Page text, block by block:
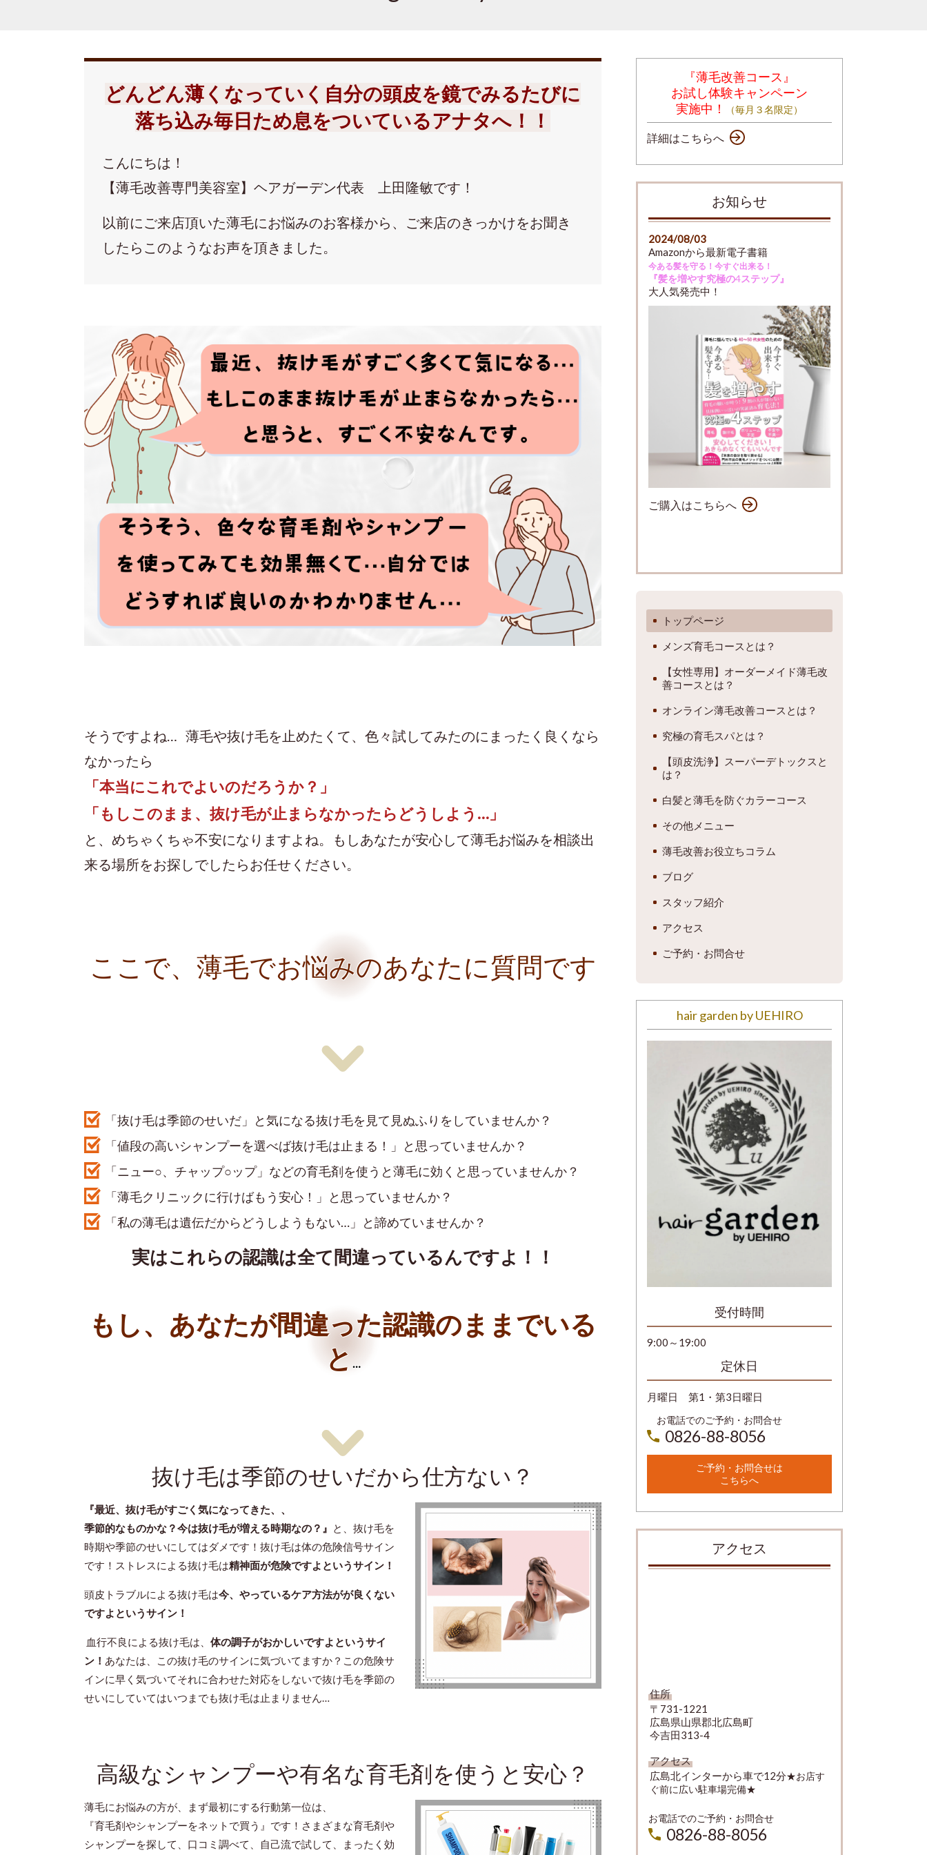
どんどん薄くなっていく自分の頭皮を鏡でみるたびに
落ち込み毎日ため息をついているアナタへ！！
こんにちは！
【薄毛改善専門美容室】ヘアガーデン代表 上田隆敏です！
以前にご来店頂いた薄毛にお悩みのお客様から、ご来店のきっかけをお聞き
したらこのようなお声を頂きました。
そうですよね… 薄毛や抜け毛を止めたくて、 色々試してみたのにまったく良くなら
なかったら
「本当にこれでよいのだろうか？」
「もしこのまま、抜け毛が止まらなかったらどうしよう…」
と、めちゃくちゃ不安になりますよね。
もしあなたが安心して薄毛お悩みを相談出
来る場所をお探しでしたらお任せください。
ここで、薄毛でお悩みのあなたに質問です
「抜け毛は季節のせいだ」と気になる抜け毛を見て見ぬふりをしていませんか？
「値段の高いシャンプーを選べば抜け毛は止まる！」と思っていませんか？
「ニュー○、チャップ○ップ」などの育毛剤を使うと薄毛に効くと思っていませんか？
「薄毛クリニックに行けばもう安心！」と思っていませんか？
「私の薄毛は遺伝だからどうしようもない…」と諦めていませんか？
実はこれらの認識は全て間違っているんですよ！！
もし、あなたが間違った認識のままでいる
と…
抜け毛は季節のせいだから仕方ない？
『最近、抜け毛がすごく気になってきた、、
季節的なものかな？今は抜け毛が増える時期なの？』 と、抜け毛を
時期や季節のせいにしてはダメです！抜け毛は体の危険信号サイン
です！ストレスによる抜け毛は精神面が危険ですよというサイン！
頭皮トラブルによる抜け毛は今、やっているケア方法がが良くない
ですよというサイン！
血行不良による抜け毛は、 体の調子がおかしいですよというサイ
ン！ あなたは、この抜け毛のサインに気づいてますか？この危険サ
インに早く気づいてそれに合わせた対応をしないで抜け毛を季節の
せいにしていてはいつまでも抜け毛は止まりません…
高級なシャンプーや有名な育毛剤を使うと安心？
薄毛にお悩みの方が、まず最初にする行動第一位は、
『育毛剤やシャンプーをネットで買う』です！ さまざまな育毛剤や
シャンプーを探して、口コミ調べて、自己流で試して、まったく効
『薄毛改善コース』
お試し体験キャンペーン
実施中！
（毎月３名限定）
詳細はこちらへ
お知らせ
2024/08/03
Amazonから最新電子書籍
今ある髪を守る！今すぐ出来る！
『髪を増やす究極の4ステップ』
大人気発売中！
ご購入はこちらへ
トップページ
メンズ育毛コースとは？
【女性専用】オーダーメイド薄毛改
善コースとは？
オンライン薄毛改善コースとは？
究極の育毛スパとは？
【頭皮洗浄】スーパーデトックスと
は？
白髪と薄毛を防ぐカラーコース
その他メニュー
薄毛改善お役立ちコラム
ブログ
スタッフ紹介
アクセス
ご予約・お問合せ
hair garden by UEHIRO
受付時間
9:00～19:00
定休日
月曜日 第1・第3日曜日
お電話でのご予約・お問合せ
0826-88-8056
ご予約・お問合せは
こちらへ
アクセス
住所
〒731-1221
広島県山県郡北広島町
今吉田313-4
アクセス
広島北インターから車で12分★お店す
ぐ前に広い駐車場完備★
お電話でのご予約・お問合せ
0826-88-8056